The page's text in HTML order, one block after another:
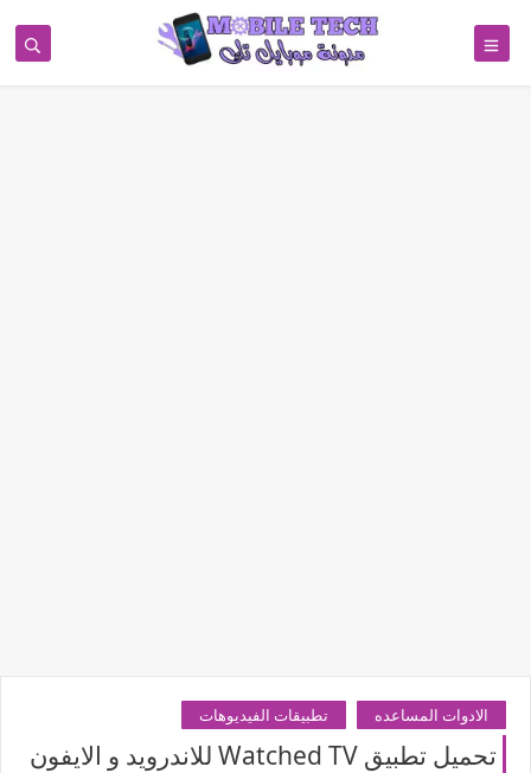
الادوات المساعده تطبيقات الفيديوهات
تحميل تطبيق Watched TV للاندرويد و الايفون